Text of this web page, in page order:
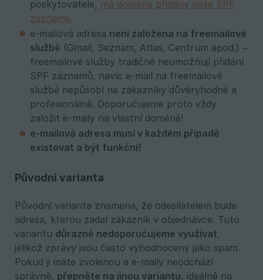
poskytovatele, má doména přidány naše SPF
záznamy.
e-mailová adresa není založena na freemailové
službě (Gmail, Seznam, Atlas, Centrum apod.) –
freemailové služby tradičně neumožňují přidání
SPF záznamů, navíc e-mail na freemailové
službě nepůsobí na zákazníky důvěryhodně a
profesionálně. Doporučujeme proto vždy
založit e-maily na vlastní doméně!
e-mailová adresa musí v každém případě
existovat a být funkční!
Původní varianta
Původní varianta znamená, že odesílatelem bude
adresa, kterou zadal zákazník v objednávce. Tuto
variantu důrazně nedoporučujeme využívat,
jelikož zprávy jsou často vyhodnoceny jako spam.
Pokud ji máte zvolenou a e-maily neodchází
správně, přepněte na jinou variantu, ideálně na